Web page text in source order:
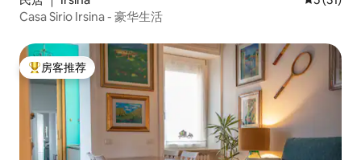
Casa Sirio Irsina - 豪华生活
热门「房客推荐」
房客推荐